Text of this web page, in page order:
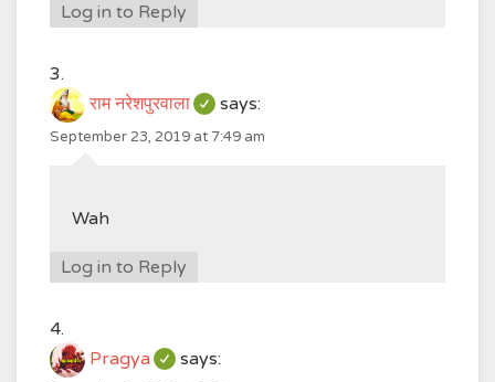
Log in to Reply
राम नरेशपुरवाला says:
September 23, 2019 at 7:49 am
Wah
Log in to Reply
Pragya says: